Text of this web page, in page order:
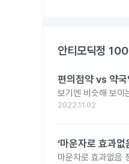
안티모딕정
편의점약 vs 약
보기엔 비슷해 보이
2022.11.02
‘마운자로 효과
마운자로 효과없음